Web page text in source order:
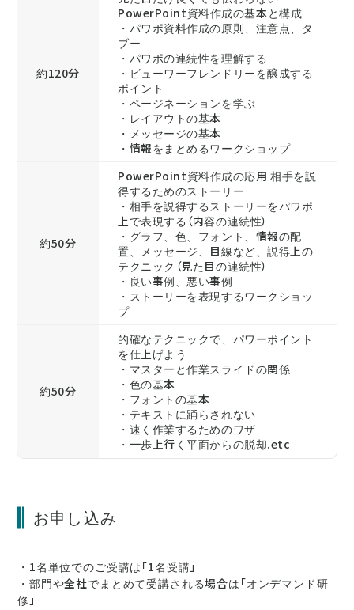
約120分
PowerPoint資料作成の基本と構成
・パワポ資料作成の原則、注意点、タ
ブー
・パワポの連続性を理解する
・ビューワーフレンドリーを醸成する
ポイント
・ページネーションを学ぶ
・レイアウトの基本
・メッセージの基本
・情報をまとめるワークショップ
約50分
PowerPoint資料作成の応用 相手を説
得するためのストーリー
・相手を説得するストーリーをパワポ
上で表現する（内容の連続性）
・グラフ、色、フォント、情報の配
置、メッセージ、目線など、説得上の
テクニック（見た目の連続性）
・良い事例、悪い事例
・ストーリーを表現するワークショッ
プ
約50分
的確なテクニックで、パワーポイント
を仕上げよう
・マスターと作業スライドの関係
・色の基本
・フォントの基本
・テキストに踊らされない
・速く作業するためのワザ
・一歩上行く平面からの脱却.etc
お申し込み
・1名単位でのご受講は「1名受講」
・部門や全社でまとめて受講される場合は「オンデマンド研
修」